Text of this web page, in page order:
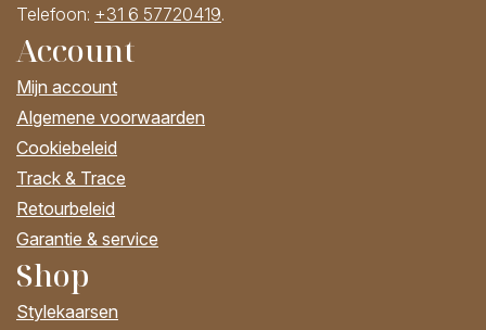
Telefoon: +31 6 57720419.
Account
Mijn account
Algemene voorwaarden
Cookiebeleid
Track & Trace
Retourbeleid
Garantie & service
Shop
Stylekaarsen